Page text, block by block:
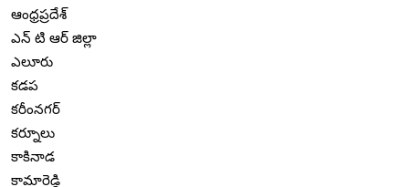
ఆంధ్రప్రదేశ్
ఎన్ టి ఆర్ జిల్లా
ఎలూరు
కడప
కరీంనగర్
కర్నూలు
కాకినాడ
కామారెడ్డి